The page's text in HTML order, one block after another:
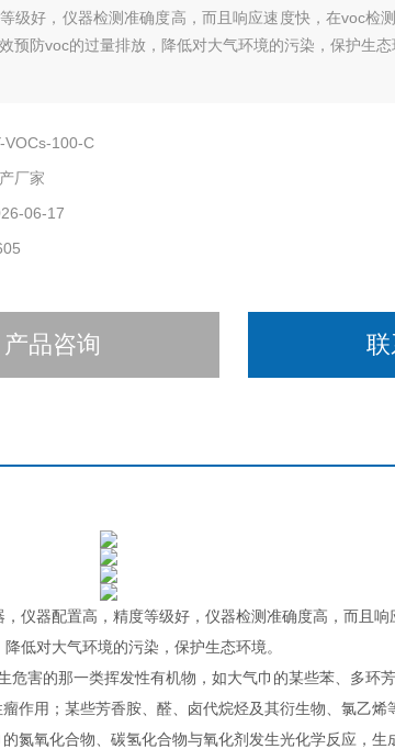
级好，仪器检测准确度高，而且响应速度快，在voc检
预防voc的过量排放，降低对大气环境的污染，保护生态
VOCs-100-C
厂家
06-17
产品咨询
仪器配置高，精度等级好，仪器检测准确度高，而且
低对大气环境的污染，保护生态环境。
害的那一类挥发性有机物，如大气巾的某些苯、多环
作用；某些芳香胺、醛、卤代烷烃及其衍生物、氯乙烯
氮氧化合物、碳氢化合物与氧化剂发生光化学反应，生